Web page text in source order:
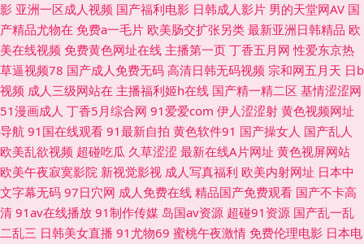
猫 成人免费观看视频 久草精品在线 日韩肏屄一线天 性爱网日韩av 中文字幕
电影日本 变态另类先锋 91超碰人人操 久久免费视频21 日韩脚交在线 亚洲性
影院 AV免费三级手机 国产色色网 免费看黄网址 日韩色色网站 宅男大香蕉大
香蕉 探花福利极品 97cao操 国产福利资源 老湿青青草 日本三级网站 亚洲AT
午夜剧场 91天堂在线 丁香午夜超碰 久草资源在线白浆 日本不卡123 久久爆
乳 四虎色资源 91传煤成人 肏肏肏肏 韩国自拍AV 欧美另类综合网 午夜av电
影 亚洲一区成人视频 国产福利电影 日韩成人影片 男的天堂网AV 国
产精品尤物在 免费a一毛片 欧美肠交扩张另类 最新亚洲日韩精品 欧
美在线视频 免费黄色网址在线 主播第一页 丁香五月网 性爱东京热
草逼视频78 国产成人免费无码 高清日韩无码视频 宗和网五月天 日b
视频 成人三级网站在 主播福利姬h在线 国产精一精二区 基情涩涩网
51漫画成人 丁香5月综合网 91爱爱com 伊人涩涩射 黄色视频网址
导航 91国在线观看 91最新自拍 黄色软件91 国产操女人 国产乱人
欧美乱欲视频 超碰吃瓜 久草涩涩 最新在线A片网址 黄色视屏网站
欧美午夜寂寞影院 新视觉影视 成人写真福利 欧美内射网址 日本中
文字幕无码 97日穴网 成人免费在线 精品国产免费观看 国产不卡高
清 91av在线播放 91制作传媒 岛国av资源 超碰91资源 国产乱一乱
二乱三 日韩美女直播 91尤物69 蜜桃午夜激情 免费伦理电影 日本电